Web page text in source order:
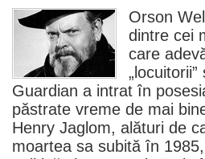
Orson
dintre cei
care
Guardian a intrat în
păstrate vreme de mai
Henry Jaglom, alături de
moartea sa subită în